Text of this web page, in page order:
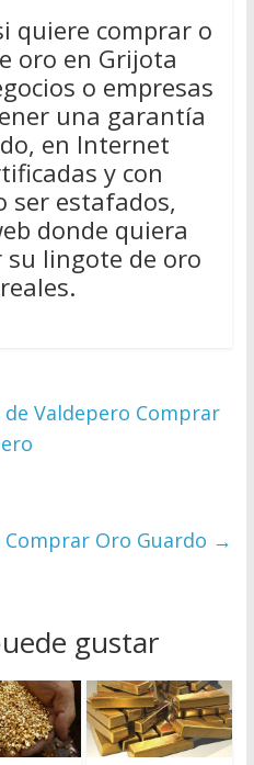
quiere comprar o
oro en Grijota
o empresas
una garantía
en Internet
y con
ser estafados,
donde quiera
su lingote de oro
Valdepero Comprar
Oro Guardo →
gustar